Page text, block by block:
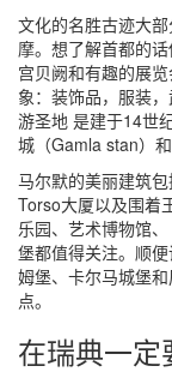
文化的名胜古迹大
摩。想了解首都的
宫贝阙和有趣的展
象：装饰品，服装
游圣地 是建于14世
城（Gamla stan）
马尔默的美丽建筑
Torso大厦以及围着
乐园、艺术博物馆
堡都值得关注。顺
姆堡、卡尔马城堡
点。
在瑞典一定